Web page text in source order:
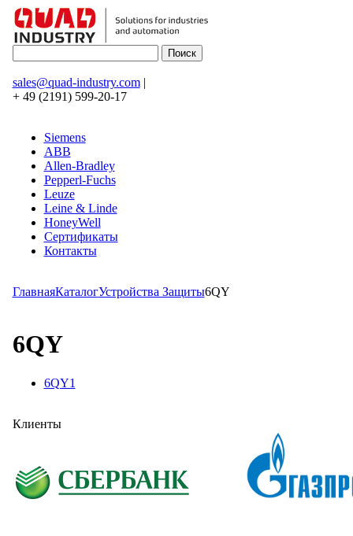
sales@quad-industry.com|
+ 49 (2191) 599-20-17
Siemens
ABB
Allen-Bradley
Pepperl-Fuchs
Leuze
Leine & Linde
HoneyWell
Сертификаты
Контакты
ГлавнаяКаталогУстройства Защиты6QY
6QY
6QY1
Клиенты